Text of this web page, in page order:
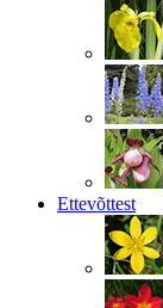
Ettevõttest